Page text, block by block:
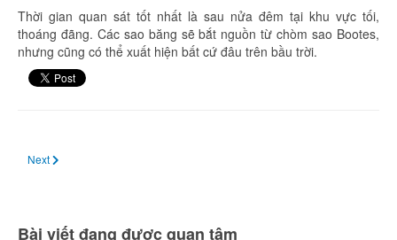
Thời gian quan sát tốt nhất là sau nửa đêm tại khu vực tối,
thoáng đãng. Các sao băng sẽ bắt nguồn từ chòm sao Bootes,
nhưng cũng có thể xuất hiện bất cứ đâu trên bầu trời.
Next article: Đêm 10, rạng sáng 11 tháng 01: Nguyệt thực nửa tối
Next
Bài viết đang được quan tâm